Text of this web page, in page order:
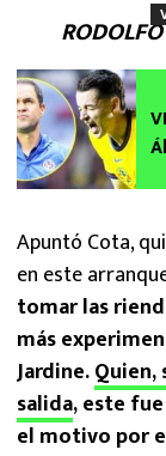
Apuntó Cota,
en este
tomar las
más
Jardine.Quien,
salida, este
el motivo por